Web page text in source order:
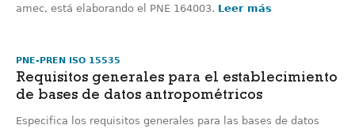
amec, está elaborando el PNE 164003. Leer más
PNE-PREN ISO 15535
Requisitos generales para el establecimiento
de bases de datos antropométricos
Especifica los requisitos generales para las bases de datos